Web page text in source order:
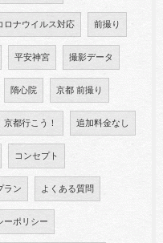
ロナウイルス対応 前撮り
平安神宮 撮影データ
隋心院 京都 前撮り
京都行こう！ 追加料金なし
コンセプト
ラン よくある質問
ーポリシー